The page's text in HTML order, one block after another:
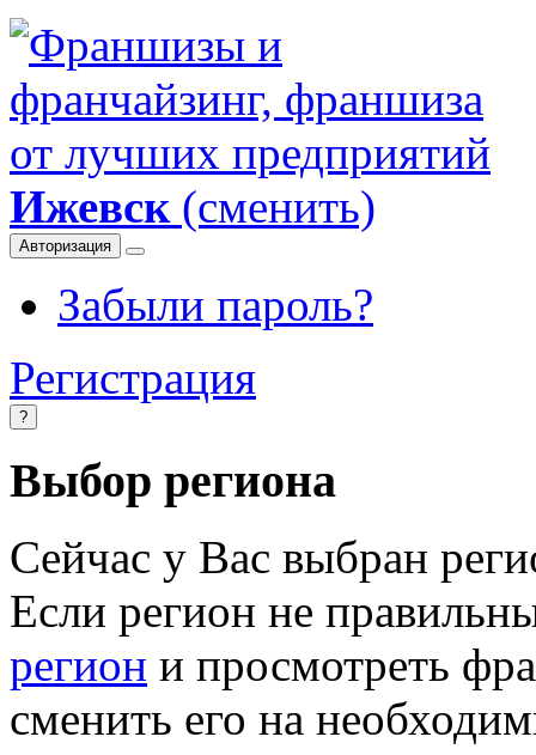
Ижевск(сменить)
Авторизация
Забыли пароль?
Регистрация
?
Выбор региона
Сейчас у Вас выбран
Если регион не
регион и просмотреть
сменить его на